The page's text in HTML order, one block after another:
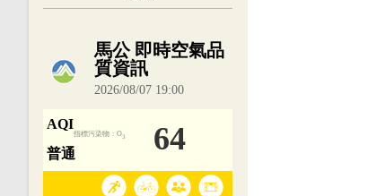
內嵌空氣品質小工具為視覺預覽，完整